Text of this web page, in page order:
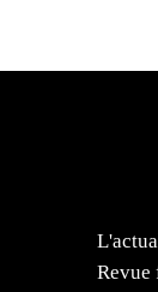
Revue